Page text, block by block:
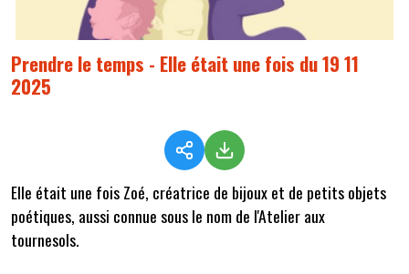
Prendre le temps - Elle était une fois du 19 11
2025
Elle était une fois Zoé, créatrice de bijoux et de petits objets
poétiques, aussi connue sous le nom de l'Atelier aux
tournesols.